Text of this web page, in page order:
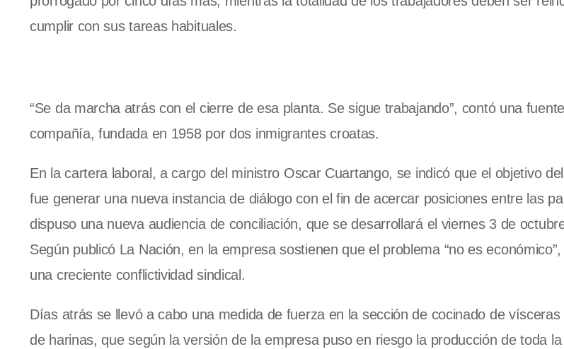
cumplir con sus tareas habituales.
“Se da marcha atrás con el cierre de esa planta. Se sigue trabajando”, contó una
compañía, fundada en 1958 por dos inmigrantes croatas.
En la cartera laboral, a cargo del ministro Oscar Cuartango, se indicó que el objetivo
fue generar una nueva instancia de diálogo con el fin de acercar posiciones entre las
dispuso una nueva audiencia de conciliación, que se desarrollará el viernes 3 de
Según publicó La Nación, en la empresa sostienen que el problema “no es
una creciente conflictividad sindical.
Días atrás se llevó a cabo una medida de fuerza en la sección de cocinado de
de harinas, que según la versión de la empresa puso en riesgo la producción de toda